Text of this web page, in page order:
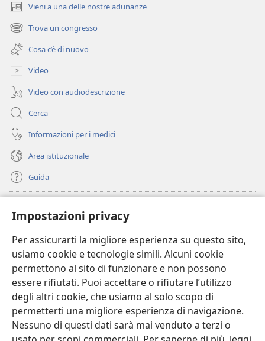
Impostazioni privacy
Per assicurarti la migliore esperienza su questo sito,
usiamo cookie e tecnologie simili. Alcuni cookie
permettono al sito di funzionare e non possono
essere rifiutati. Puoi accettare o rifiutare l’utilizzo
degli altri cookie, che usiamo al solo scopo di
permetterti una migliore esperienza di navigazione.
Nessuno di questi dati sarà mai venduto a terzi o
Vieni a una delle nostre adunanze
(apre
una
nuova
finestra)
Trova un congresso
(apre
una
nuova
finestra)
Cosa c’è di nuovo
Video
Video con audiodescrizione
Cerca
Informazioni per i medici
Area istituzionale
Guida
(apre
una
nuova
finestra)
BIBLIOTECA ONLINE Watchtower
(apre
una
nuova
finestra)
JW Hub
(apre
una
nuova
finestra)
JW Library
Watchtower Library®